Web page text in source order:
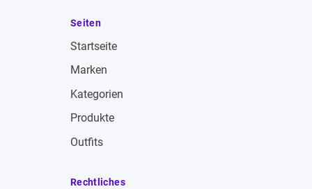
Seiten
Startseite
Marken
Kategorien
Produkte
Outfits
Rechtliches